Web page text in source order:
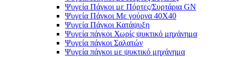
Ψυγεία Πάγκοι με Πόρτες/Συρτάρια GN
Ψυγεία Πάγκοι Με γούρνα 40Χ40
Ψυγεία Πάγκοι Κατάψυξη
Ψυγεία πάγκοι Χωρίς ψυκτικό μηχάνημα
Ψυγεία πάγκοι Σαλατών
Ψυγεία πάγκοι με ψυκτικό μηχάνημα